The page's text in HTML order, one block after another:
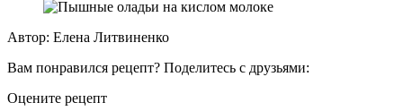
Автор: Елена Литвиненко
Вам понравился рецепт? Поделитесь с друзьями:
Оцените рецепт